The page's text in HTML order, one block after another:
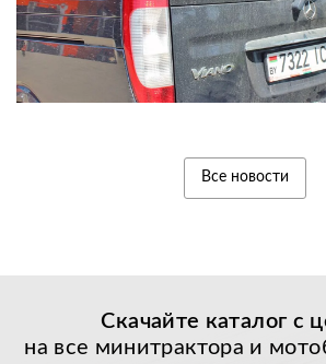
Все новости
Скачайте каталог с
на все минитрактора и